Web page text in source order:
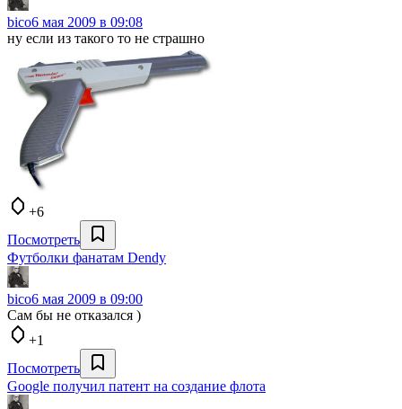
bico6 мая 2009 в 09:08
ну если из такого то не страшно
+6
Посмотреть
Футболки фанатам Dendy
bico6 мая 2009 в 09:00
Сам бы не отказался )
+1
Посмотреть
Google получил патент на создание флота